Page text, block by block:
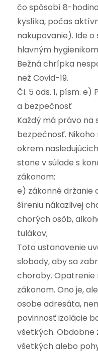
čo spôsobí 8-
kyslíka, počas
nakupovanie). Ide
hlavným
Bežná chrípka
než Covid-19.
Čl. 5 ods. 1, písm. e)
a bezpečnosť
Každý má právo na
bezpečnosť.
okrem
stane v súlade s
zákonom:
e) zákonné držanie
šíreniu nákazlivej
chorých osôb,
tulákov;
Toto ustanovenie
slobody, aby sa
choroby. Opatrenie
zákonom. Ono je,
osobe adresáta,
povinnosť izolácie
všetkých. Obdobne
všetkých alebo